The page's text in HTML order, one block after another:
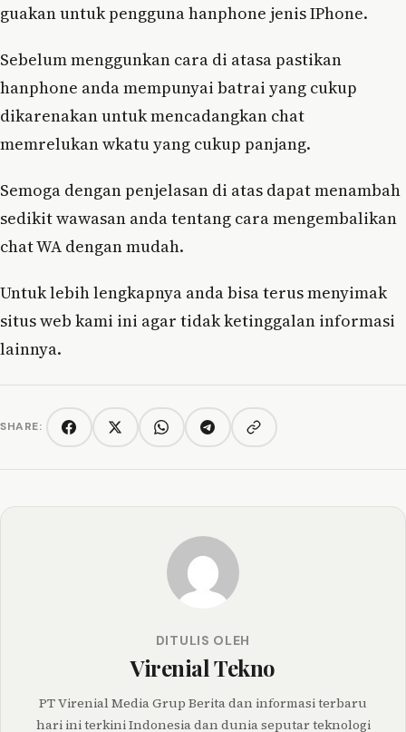
guakan untuk pengguna hanphone jenis IPhone.
Sebelum menggunkan cara di atasa pastikan
hanphone anda mempunyai batrai yang cukup
dikarenakan untuk mencadangkan chat
memrelukan wkatu yang cukup panjang.
Semoga dengan penjelasan di atas dapat menambah
sedikit wawasan anda tentang cara mengembalikan
chat WA dengan mudah.
Untuk lebih lengkapnya anda bisa terus menyimak
situs web kami ini agar tidak ketinggalan informasi
lainnya.
SHARE: FacebookTwitter/XWhatsAppTelegramCopy link
DITULIS OLEH
Virenial Tekno
PT Virenial Media Grup Berita dan informasi terbaru
hari ini terkini Indonesia dan dunia seputar teknologi